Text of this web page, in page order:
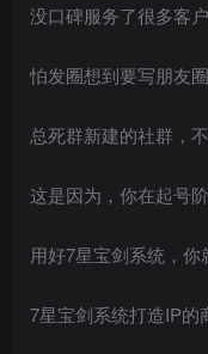
没口碑服务了很多客
怕发圈想到要写朋友
总死群新建的社群，
这是因为，你在起号
用好7星宝剑系统，
7星宝剑系统打造IP的